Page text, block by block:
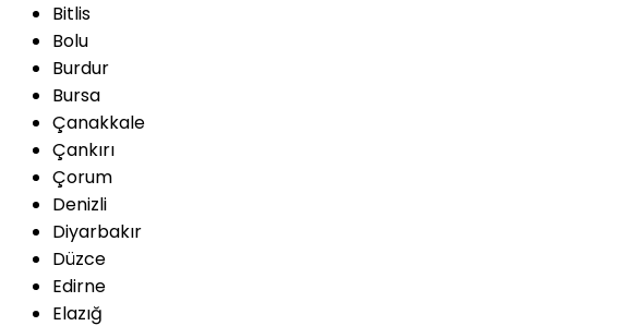
Bitlis
Bolu
Burdur
Bursa
Çanakkale
Çankırı
Çorum
Denizli
Diyarbakır
Düzce
Edirne
Elazığ